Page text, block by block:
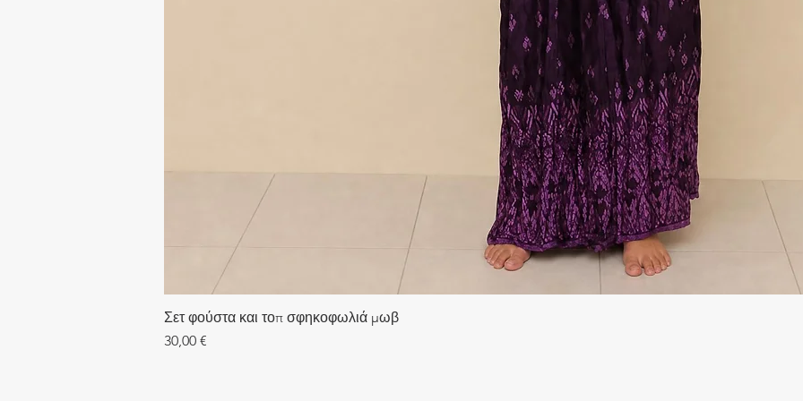
Σετ φούστα και τοπ σφηκοφωλιά μωβ
Τιμή
30,00 €